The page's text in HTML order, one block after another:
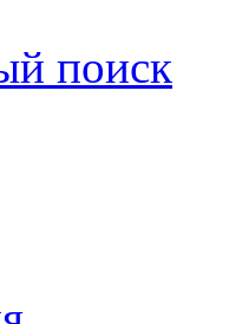
поиск